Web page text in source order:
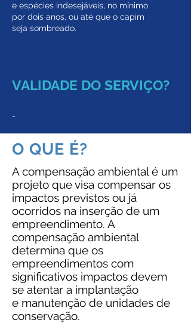
e espécies indesejáveis, no mínimo
por dois anos, ou até que o capim
seja sombreado.
VALIDADE DO SERVIÇO?
-
O QUE É?
A compensação ambiental é um
projeto que visa compensar os
impactos previstos ou já
ocorridos na inserção de um
empreendimento. A
compensação ambiental
determina que os
empreendimentos com
significativos impactos devem
se atentar a implantação
e manutenção de unidades de
conservação.